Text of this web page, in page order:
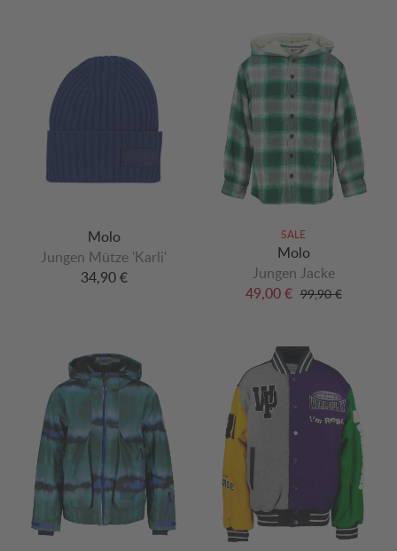
Molo
Jungen Mütze 'Karli'
34,90 €
SALE
Molo
Jungen Jacke
49,00 € 99,90 €